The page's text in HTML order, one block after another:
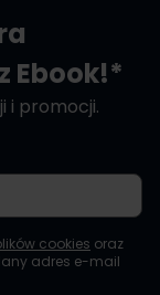
Ebook!*
i promocji.
cookies oraz
adres e-mail